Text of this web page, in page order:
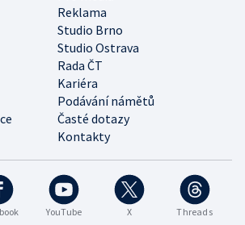
YouTube X Threads
Reklama
Studio Brno
Studio Ostrava
Rada ČT
Kariéra
Podávání námětů
Časté dotazy
Kontakty